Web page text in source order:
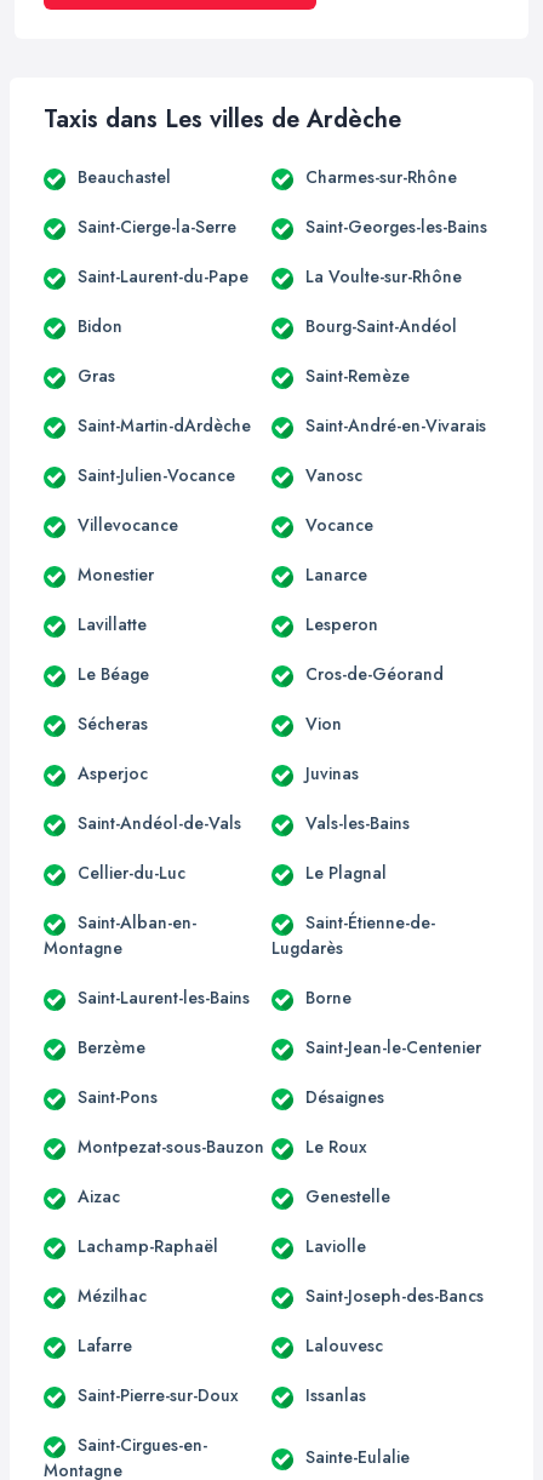
Taxis dans Les villes de Ardèche
Beauchastel Charmes-sur-Rhône
Saint-Cierge-la-Serre Saint-Georges-les-Bains
Saint-Laurent-du-Pape La Voulte-sur-Rhône
Bidon Bourg-Saint-Andéol
Gras Saint-Remèze
Saint-Martin-dArdèche Saint-André-en-Vivarais
Saint-Julien-Vocance Vanosc
Villevocance Vocance
Monestier Lanarce
Lavillatte Lesperon
Le Béage Cros-de-Géorand
Sécheras Vion
Asperjoc Juvinas
Saint-Andéol-de-Vals Vals-les-Bains
Cellier-du-Luc Le Plagnal
Saint-Alban-en-
Montagne
Saint-Étienne-de-
Lugdarès
Saint-Laurent-les-Bains Borne
Berzème Saint-Jean-le-Centenier
Saint-Pons Désaignes
Montpezat-sous-Bauzon Le Roux
Aizac Genestelle
Lachamp-Raphaël Laviolle
Mézilhac Saint-Joseph-des-Bancs
Lafarre Lalouvesc
Saint-Pierre-sur-Doux Issanlas
Saint-Cirgues-en-
Montagne
Sainte-Eulalie